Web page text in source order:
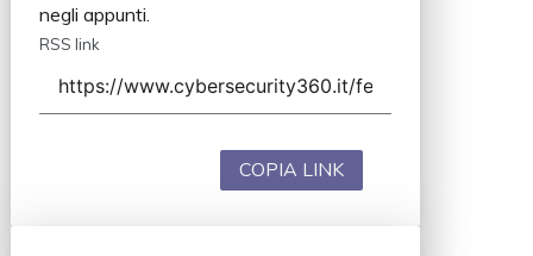
negli appunti.
RSS link
COPIA LINK